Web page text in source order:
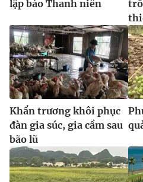
lập báo Thanh niên
Khẩn trương khôi phục
đàn gia súc, gia cầm sau
bão lũ